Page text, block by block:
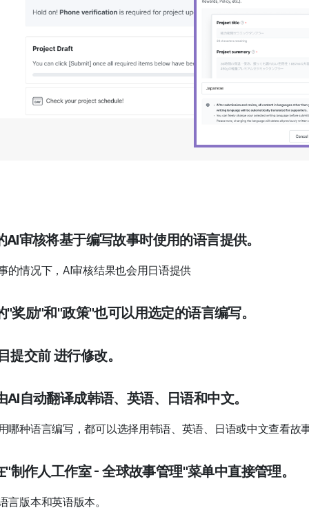
审核将基于编写故事时使用的语言提供。
的情况下，AI审核结果也会用日语提供
"奖励"和"政策"也可以用选定的语言编写。
提交前进行修改。
自动翻译成韩语、英语、日语和中文。
哪种语言编写，都可以选择用韩语、英语、日语或中文查看故
制作人工作室 - 全球故事管理"菜单中直接管理。
言版本和英语版本。